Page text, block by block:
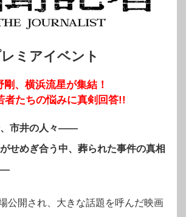
ミアイベント
、横浜流星が集結！
者たちの悩みに真剣回答!!
、市井の人々——
せめぎ合う中、葬られた事件の真相
公開され、大きな話題を呼んだ映画